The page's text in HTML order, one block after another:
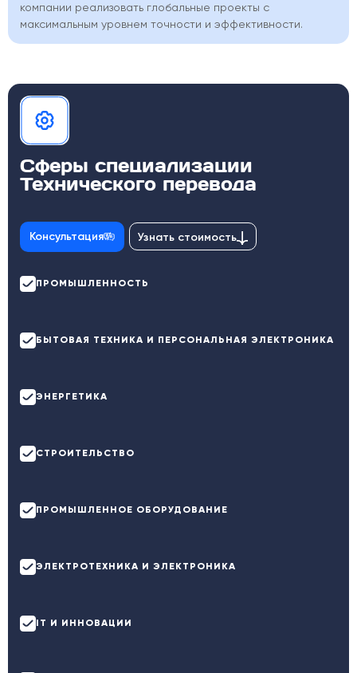
компании реализовать глобальные проекты с
максимальным уровнем точности и эффективности.
Сферы специализации
Технического перевода
Консультация Узнать стоимость
ПРОМЫШЛЕННОСТЬ
БЫТОВАЯ ТЕХНИКА И ПЕРСОНАЛЬНАЯ ЭЛЕКТРОНИКА
ЭНЕРГЕТИКА
СТРОИТЕЛЬСТВО
ПРОМЫШЛЕННОЕ ОБОРУДОВАНИЕ
ЭЛЕКТРОТЕХНИКА И ЭЛЕКТРОНИКА
ІТ И ИННОВАЦИИ